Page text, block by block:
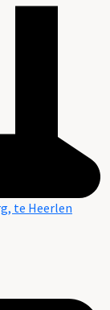
te Heerlen